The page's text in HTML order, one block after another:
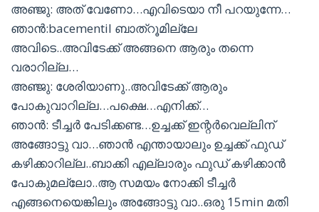
അഞ്ജു: അത് വേണോ…എവിടെയാ നീ പറയുന്നേ…
ഞാൻ:bacementil ബാത്റൂമില്ലേ
അവിടെ..അവിടേക്ക് അങ്ങനെ ആരും തന്നെ
വരാറില്ല…
അഞ്ജു: ശേരിയാണു..അവിടേക്ക് ആരും
പോകുവാറില്ല…പക്ഷെ…എനിക്ക്…
ഞാൻ: ടീച്ചർ പേടിക്കണ്ട…ഉച്ചക്ക് ഇന്റർവെല്ലിന്
അങ്ങോട്ടു വാ…ഞാൻ എന്തായാലും ഉച്ചക്ക് ഫുഡ്
കഴിക്കാറില്ല..ബാക്കി എല്ലാരും ഫുഡ് കഴിക്കാൻ
പോകുമല്ലോ..ആ സമയം നോക്കി ടീച്ചർ
എങ്ങനെയെങ്കിലും അങ്ങോട്ടു വാ..ഒരു 15min മതി